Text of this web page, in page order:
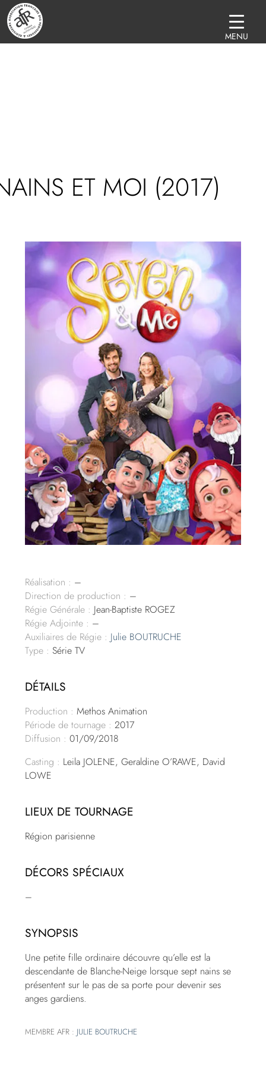
ET MOI (2017)
Réalisation : –
Direction de production : –
Régie Générale : Jean-Baptiste ROGEZ
Régie Adjointe : –
Auxiliaires de Régie : Julie BOUTRUCHE
Type : Série TV
DÉTAILS
Production : Methos Animation
Période de tournage : 2017
Diffusion : 01/09/2018
Casting : Leila JOLENE, Geraldine O’RAWE, David
LOWE
LIEUX DE TOURNAGE
Région parisienne
DÉCORS SPÉCIAUX
–
SYNOPSIS
Une petite fille ordinaire découvre qu’elle est la
descendante de Blanche-Neige lorsque sept nains se
présentent sur le pas de sa porte pour devenir ses
anges gardiens.
MEMBRE AFR : JULIE BOUTRUCHE
MENU